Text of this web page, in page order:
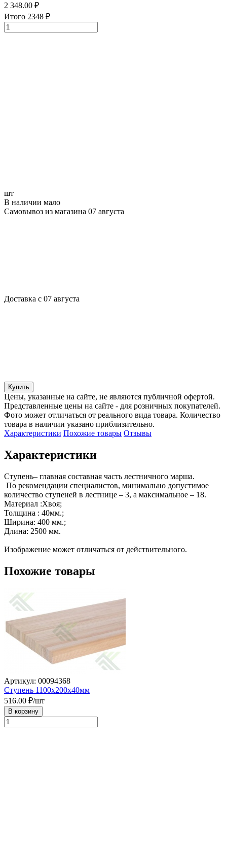
2 348.00 ₽
Итого 2348 ₽
шт
В наличии мало
Самовывоз из магазина 07 августа
Доставка с 07 августа
Купить
Цены, указанные на сайте, не являются публичной офертой.
Представленные цены на сайте - для розничных покупателей.
Фото может отличаться от реального вида товара. Количество
товара в наличии указано приблизительно.
Характеристики Похожие товары Отзывы
Характеристики
Ступень– главная составная часть лестничного марша.
количество ступеней в лестнице – 3, а максимальное – 18.
Материал :Хвоя;
Толщина : 40мм.;
Ширина: 400 мм.;
Длина: 2500 мм.
Изображение может отличаться от действительного.
Похожие товары
Артикул: 00094368
Ступень 1100х200х40мм
516.00 ₽/шт
В корзину